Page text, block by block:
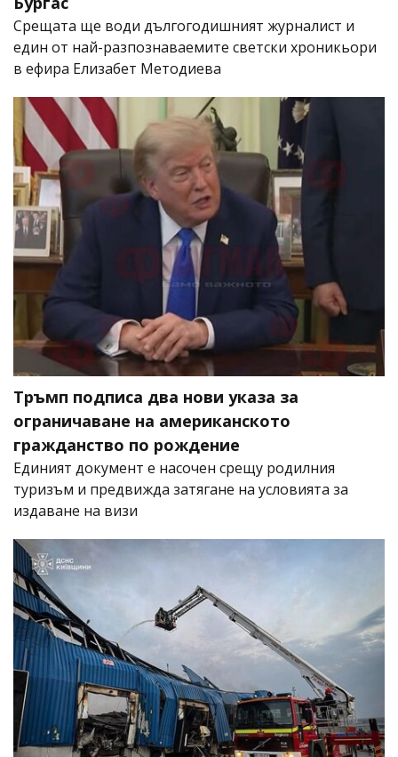
Срещата ще води дългогодишният журналист и
един от най-разпознаваемите светски хроникьори
в ефира Елизабет Методиева
Тръмп подписа два нови указа за
ограничаване на американското
гражданство по рождение
Единият документ е насочен срещу родилния
туризъм и предвижда затягане на условията за
издаване на визи